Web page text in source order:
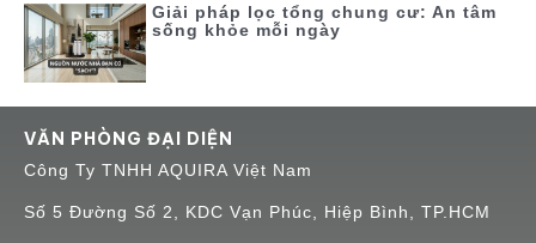
Giải pháp lọc tổng chung cư: An tâm
sống khỏe mỗi ngày
VĂN PHÒNG ĐẠI DIỆN
Công Ty TNHH AQUIRA Việt Nam
Số 5 Đường Số 2, KDC Vạn Phúc, Hiệp Bình, TP.HCM